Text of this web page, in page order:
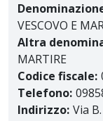
VESCOVO E
Altra
MARTIRE
Codice fiscale:
Telefono:
Indirizzo: Via